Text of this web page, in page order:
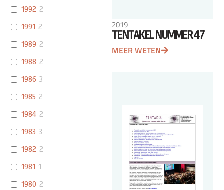
1992 2
1991 2
1989 2
1988 2
1986 3
1985 2
1984 2
1983 3
1982 2
1981 1
1980 2
2019
TENTAKEL NUMMER 47
MEER WETEN